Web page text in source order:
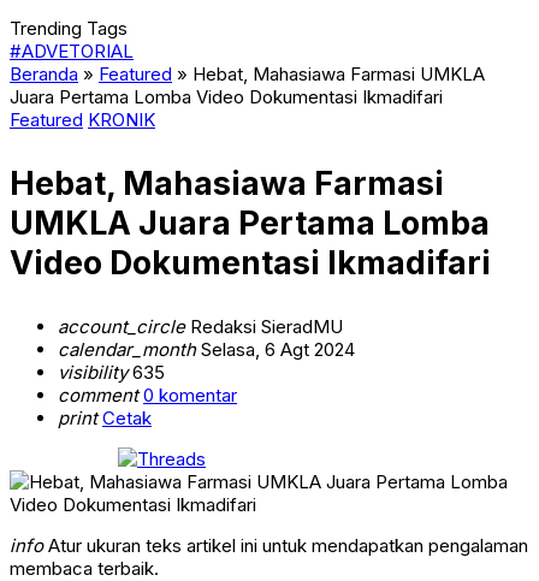
Trending Tags
#ADVETORIAL
Beranda » Featured » Hebat, Mahasiawa Farmasi UMKLA
Juara Pertama Lomba Video Dokumentasi Ikmadifari
Featured KRONIK
Hebat, Mahasiawa Farmasi
UMKLA Juara Pertama Lomba
Video Dokumentasi Ikmadifari
account_circleRedaksi SieradMU
calendar_monthSelasa, 6 Agt 2024
visibility635
comment 0 komentar
print Cetak
infoAtur ukuran teks artikel ini untuk mendapatkan pengalaman
membaca terbaik.